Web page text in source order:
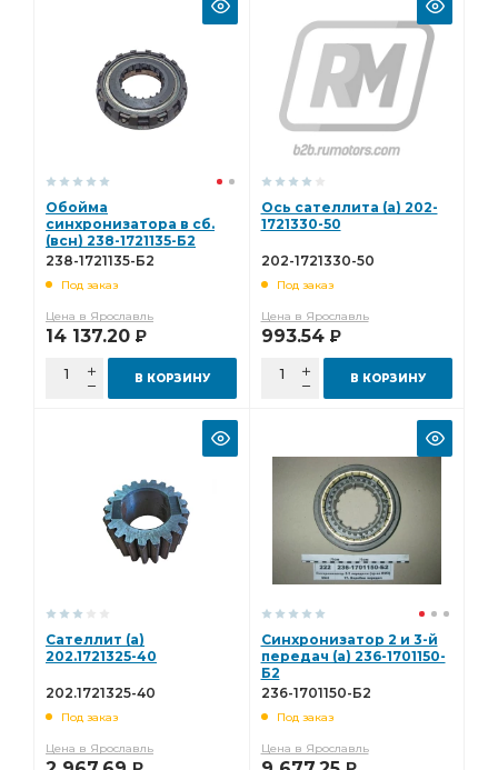
Обойма
синхронизатора в сб.
(всн) 238-1721135-Б2
238-1721135-Б2
Под заказ
Цена в Ярославль
14 137.20 Р
В КОРЗИНУ
Ось сателлита (а) 202-
1721330-50
202-1721330-50
Под заказ
Цена в Ярославль
993.54 Р
В КОРЗИНУ
Сателлит (а)
202.1721325-40
202.1721325-40
Под заказ
Цена в Ярославль
Синхронизатор 2 и 3-й
передач (а) 236-1701150-
Б2
236-1701150-Б2
Под заказ
Цена в Ярославль